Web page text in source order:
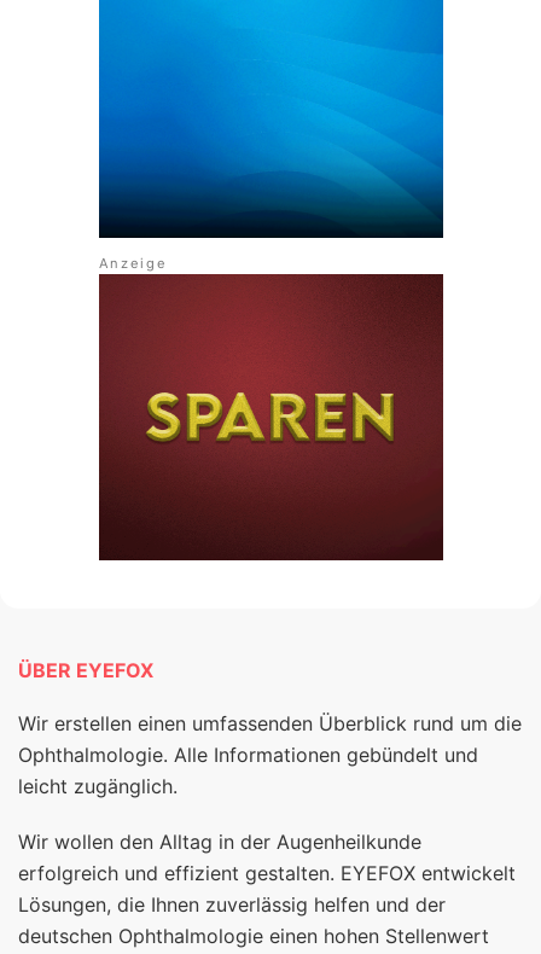
ÜBER EYEFOX
Wir erstellen einen umfassenden Überblick rund um die
Ophthalmologie. Alle Informationen gebündelt und
leicht zugänglich.
Wir wollen den Alltag in der Augenheilkunde
erfolgreich und effizient gestalten. EYEFOX entwickelt
Lösungen, die Ihnen zuverlässig helfen und der
deutschen Ophthalmologie einen hohen Stellenwert